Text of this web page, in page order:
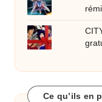
Ce qu’ils en